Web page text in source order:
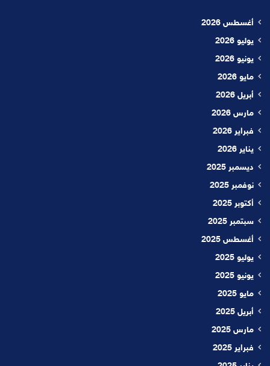
أغسطس 2026
يوليو 2026
يونيو 2026
مايو 2026
أبريل 2026
مارس 2026
فبراير 2026
يناير 2026
ديسمبر 2025
نوفمبر 2025
أكتوبر 2025
سبتمبر 2025
أغسطس 2025
يوليو 2025
يونيو 2025
مايو 2025
أبريل 2025
مارس 2025
فبراير 2025